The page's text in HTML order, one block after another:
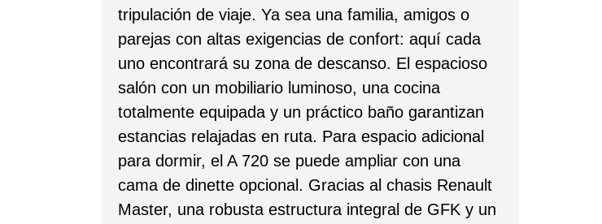
tripulación de viaje. Ya sea una familia, amigos o
parejas con altas exigencias de confort: aquí cada
uno encontrará su zona de descanso. El espacioso
salón con un mobiliario luminoso, una cocina
totalmente equipada y un práctico baño garantizan
estancias relajadas en ruta. Para espacio adicional
para dormir, el A 720 se puede ampliar con una
cama de dinette opcional. Gracias al chasis Renault
Master, una robusta estructura integral de GFK y un